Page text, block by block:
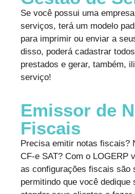
Se você possui uma
serviços, terá um modelo
para imprimir ou enviar a
disso, poderá cadastrar
prestados e gerar, também,
serviço!
Emissor de
Fiscais
Precisa emitir notas fiscais?
CF-e SAT? Com o LOGERP
as configurações fiscais são
permitindo que você dedique